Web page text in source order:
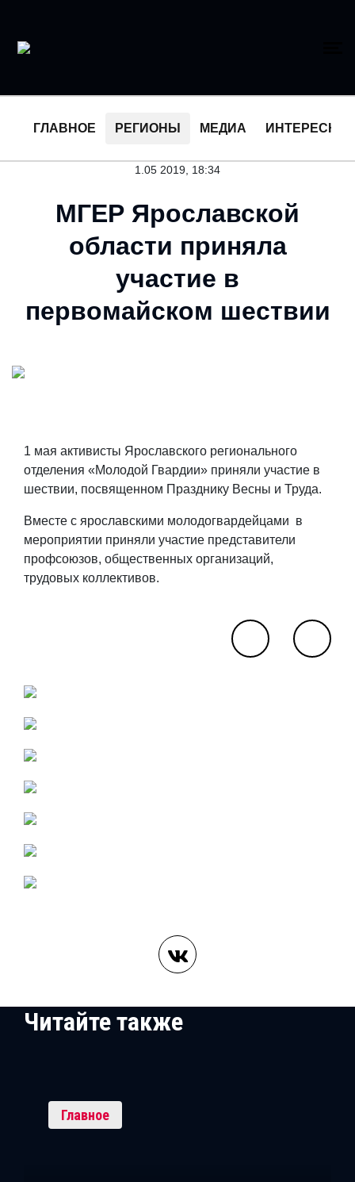
ГЛАВНОЕ РЕГИОНЫ МЕДИА ИНТЕРЕСНОЕ
1.05 2019, 18:34
МГЕР Ярославской
области приняла
участие в
первомайском шествии
1 мая активисты Ярославского регионального
отделения «Молодой Гвардии» приняли участие в
шествии, посвященном Празднику Весны и Труда.
Вместе с ярославскими молодогвардейцами в
мероприятии приняли участие представители
профсоюзов, общественных организаций,
трудовых коллективов.
Читайте также
Главное